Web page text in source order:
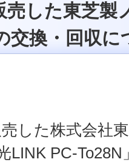
売した東芝製
交換・回収に
した株式会社
LINK PC-To28N